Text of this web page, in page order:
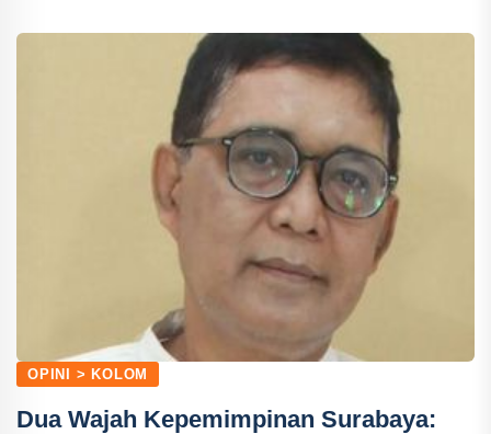
OPINI > KOLOM
Dua Wajah Kepemimpinan Surabaya: